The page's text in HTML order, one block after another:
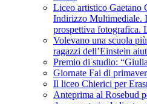
Liceo artistico
Indirizzo Multimediale.
prospettiva fotografica.
Volevano una scuola
ragazzi dell’Einstein
Premio di studio:
Giornate Fai di
Il liceo Chierici per
Anteprima al Rosebud